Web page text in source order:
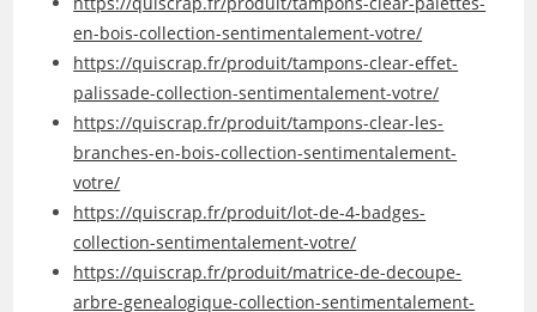
en-bois-collection-sentimentalement-votre/
https://quiscrap.fr/produit/tampons-clear-effet-
palissade-collection-sentimentalement-votre/
https://quiscrap.fr/produit/tampons-clear-les-
branches-en-bois-collection-sentimentalement-
votre/
https://quiscrap.fr/produit/lot-de-4-badges-
collection-sentimentalement-votre/
https://quiscrap.fr/produit/matrice-de-decoupe-
arbre-genealogique-collection-sentimentalement-